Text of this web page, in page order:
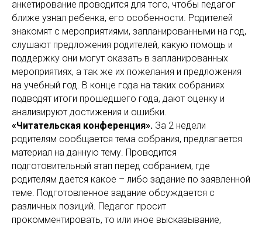
анкетирование проводится для того, чтобы педагог
ближе узнал ребенка, его особенности. Родителей
знакомят с мероприятиями, запланированными на год,
слушают предложения родителей, какую помощь и
поддержку они могут оказать в запланированных
мероприятиях, а так же их пожелания и предложения
на учебный год. В конце года на таких собраниях
подводят итоги прошедшего года, дают оценку и
анализируют достижения и ошибки.
«Читательская конференция». За 2 недели
родителям сообщается тема собрания, предлагается
материал на данную тему. Проводится
подготовительный этап перед собранием, где
родителям дается какое – либо задание по заявленной
теме. Подготовленное задание обсуждается с
различных позиций. Педагог просит
прокомментировать, то или иное высказывание,